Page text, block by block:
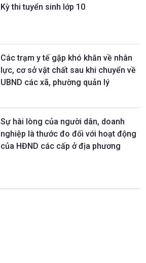
Kỳ thi tuyển sinh lớp 10
Các trạm y tế gặp khó khăn về nhân
lực, cơ sở vật chất sau khi chuyển về
UBND các xã, phường quản lý
Sự hài lòng của người dân, doanh
nghiệp là thước đo đối với hoạt động
của HĐND các cấp ở địa phương